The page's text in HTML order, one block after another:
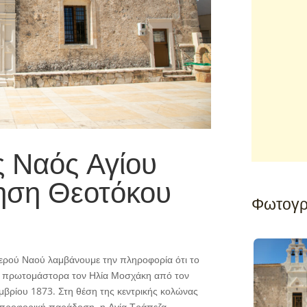
Ναός Αγίου
Θεοτόκου
Ναού λαμβάνουμε την πληροφορία ότι το
πρωτομάστορα τον Ηλία Μοσχάκη από τον
1873. Στη θέση της κεντρικής κολώνας